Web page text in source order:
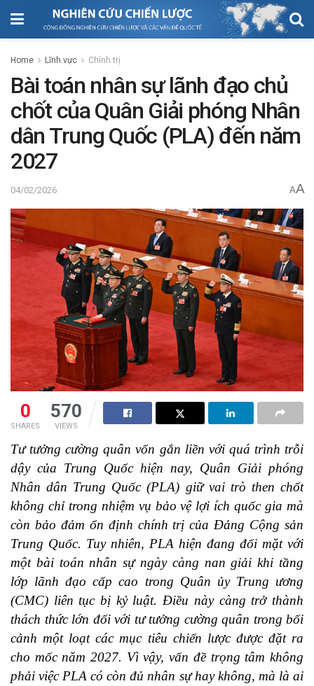
Home Lĩnh vực Chính trị
Bài toán nhân sự lãnh đạo chủ
chốt của Quân Giải phóng Nhân
dân Trung Quốc (PLA) đến năm
2027
04/02/2026 AA
0
SHARES
570
VIEWS
Tư tưởng cường quân vốn gắn liền với quá trình trỗi
dậy của Trung Quốc hiện nay, Quân Giải phóng
Nhân dân Trung Quốc (PLA) giữ vai trò then chốt
không chỉ trong nhiệm vụ bảo vệ lợi ích quốc gia mà
còn bảo đảm ổn định chính trị của Đảng Cộng sản
Trung Quốc. Tuy nhiên, PLA hiện đang đối mặt với
một bài toán nhân sự ngày càng nan giải khi tầng
lớp lãnh đạo cấp cao trong Quân ủy Trung ương
(CMC) liên tục bị kỷ luật. Điều này càng trở thành
thách thức lớn đối với tư tưởng cường quân trong bối
cảnh một loạt các mục tiêu chiến lược được đặt ra
cho mốc năm 2027. Vì vậy, vấn đề trọng tâm không
phải việc PLA có còn đủ nhân sự hay không, mà là ai